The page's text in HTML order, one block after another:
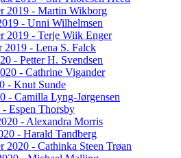
2019 - Martin Wikborg
- Unni Wilhelmsen
2019 - Terje Wiik Enger
2019 - Lena S. Falck
- Petter H. Svendsen
- Cathrine Vigander
- Knut Sunde
- Camilla Lyng-Jørgensen
Espen Thorsby
- Alexandra Morris
- Harald Tandberg
2020 - Cathinka Steen Trøan